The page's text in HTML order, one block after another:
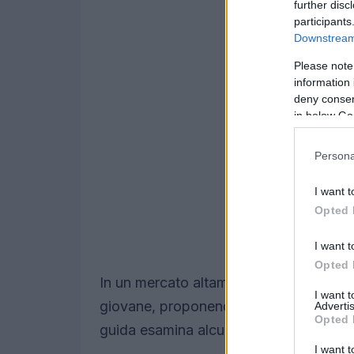
further
Please
information
deny
in below
I want
Opted
I want
Opted
I want
Opted
I want
In un mercato altamente competitivo,
giovane, proponendo conti con costi
guida esamina alcune delle migliori